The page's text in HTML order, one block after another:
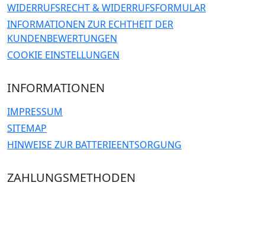
WIDERRUFSRECHT & WIDERRUFSFORMULAR
INFORMATIONEN ZUR ECHTHEIT DER
KUNDENBEWERTUNGEN
COOKIE EINSTELLUNGEN
INFORMATIONEN
IMPRESSUM
SITEMAP
HINWEISE ZUR BATTERIEENTSORGUNG
ZAHLUNGSMETHODEN